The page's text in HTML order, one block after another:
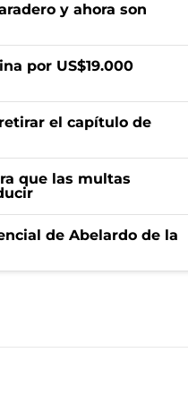
y ahora son
por US$19.000
el capítulo de
que las multas
de Abelardo de la